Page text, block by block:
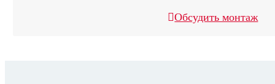
Обсудить монтаж